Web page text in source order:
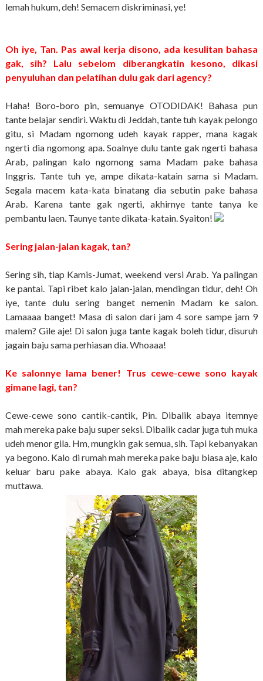
lemah hukum, deh! Semacem diskriminasi, ye!
Oh iye, Tan. Pas awal kerja disono, ada kesulitan bahasa
gak, sih? Lalu sebelom diberangkatin kesono, dikasi
penyuluhan dan pelatihan dulu gak dari agency?
Haha! Boro-boro pin, semuanye OTODIDAK! Bahasa pun
tante belajar sendiri. Waktu di Jeddah, tante tuh kayak pelongo
gitu, si Madam ngomong udeh kayak rapper, mana kagak
ngerti dia ngomong apa. Soalnye dulu tante gak ngerti bahasa
Arab, palingan kalo ngomong sama Madam pake bahasa
Inggris. Tante tuh ye, ampe dikata-katain sama si Madam.
Segala macem kata-kata binatang dia sebutin pake bahasa
Arab. Karena tante gak ngerti, akhirnye tante tanya ke
pembantu laen. Taunye tante dikata-katain. Syaiton!
Sering jalan-jalan kagak, tan?
Sering sih, tiap Kamis-Jumat, weekend versi Arab. Ya palingan
ke pantai. Tapi ribet kalo jalan-jalan, mendingan tidur, deh! Oh
iye, tante dulu sering banget nemenin Madam ke salon.
Lamaaaa banget! Masa di salon dari jam 4 sore sampe jam 9
malem? Gile aje! Di salon juga tante kagak boleh tidur, disuruh
jagain baju sama perhiasan dia. Whoaaa!
Ke salonnye lama bener! Trus cewe-cewe sono kayak
gimane lagi, tan?
Cewe-cewe sono cantik-cantik, Pin. Dibalik abaya itemnye
mah mereka pake baju super seksi. Dibalik cadar juga tuh muka
udeh menor gila. Hm, mungkin gak semua, sih. Tapi kebanyakan
ya begono. Kalo di rumah mah mereka pake baju biasa aje, kalo
keluar baru pake abaya. Kalo gak abaya, bisa ditangkep
muttawa.